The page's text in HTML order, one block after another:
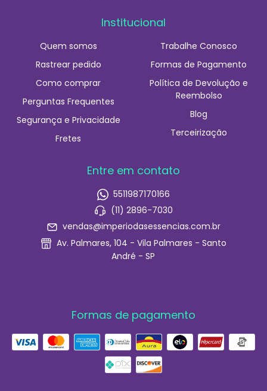
Institucional
Quem somos
Rastrear pedido
Como comprar
Perguntas Frequentes
Segurança e Privacidade
Fretes
Trabalhe Conosco
Formas de Pagamento
Política de Devolução e
Reembolso
Blog
Terceirização
Entre em contato
5511987170166
(11) 2896-7030
vendas@imperiodasessencias.com.br
Av. Palmares, 104 - Vila Palmares - Santo
André - SP
Formas de pagamento